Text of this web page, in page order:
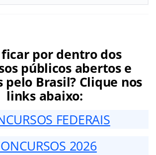
por dentro dos
públicos abertos e
pelo Brasil? Clique nos
links abaixo:
FEDERAIS
2026